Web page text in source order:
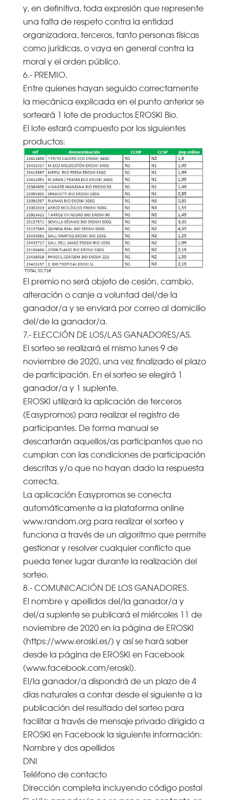
y, en definitiva, toda expresión que represente
una falta de respeto contra la entidad
organizadora, terceros, tanto personas físicas
como jurídicas, o vaya en general contra la
moral y el orden público.
6.- PREMIO.
Entre quienes hayan seguido correctamente
la mecánica explicada en el punto anterior se
sorteará 1 lote de productos EROSKI Bio.
El lote estará compuesto por los siguientes
productos:
El premio no será objeto de cesión, cambio,
alteración o canje a voluntad del/de la
ganador/a y se enviará por correo al domicilio
del/de la ganador/a.
7.- ELECCIÓN DE LOS/LAS GANADORES/AS.
El sorteo se realizará el mismo lunes 9 de
noviembre de 2020, una vez finalizado el plazo
de participación. En el sorteo se elegirá 1
ganador/a y 1 suplente.
EROSKI utilizará la aplicación de terceros
(Easypromos) para realizar el registro de
participantes. De forma manual se
descartarán aquellos/as participantes que no
cumplan con las condiciones de participación
descritas y/o que no hayan dado la respuesta
correcta.
La aplicación Easypromos se conecta
automáticamente a la plataforma online
www.random.org para realizar el sorteo y
funciona a través de un algoritmo que permite
gestionar y resolver cualquier conflicto que
pueda tener lugar durante la realización del
sorteo.
8.- COMUNICACIÓN DE LOS GANADORES.
El nombre y apellidos del/la ganador/a y
del/a suplente se publicará el miércoles 11 de
noviembre de 2020 en la página de EROSKI
(https://www.eroski.es/) y así se hará saber
desde la página de EROSKI en Facebook
(www.facebook.com/eroski).
El/la ganador/a dispondrá de un plazo de 4
días naturales a contar desde el siguiente a la
publicación del resultado del sorteo para
facilitar a través de mensaje privado dirigido a
EROSKI en Facebook la siguiente información:
Nombre y dos apellidos
DNI
Teléfono de contacto
Dirección completa incluyendo código postal